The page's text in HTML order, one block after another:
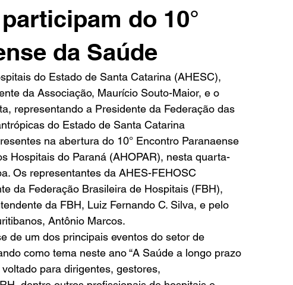
do 10°
da Saúde
do Estado de Santa Catarina (AHESC),
da Associação, Maurício Souto-Maior, e o
representando a Presidente da Federação das
do Estado de Santa Catarina
na abertura do 10° Encontro Paranaense
Hospitais do Paraná (AHOPAR), nesta quarta-
Os representantes da AHES-FEHOSC
da Federação Brasileira de Hospitais (FBH),
da FBH, Luiz Fernando C. Silva, e pelo
Antônio Marcos.
de um dos principais eventos do setor de
como tema neste ano “A Saúde a longo prazo
para dirigentes, gestores,